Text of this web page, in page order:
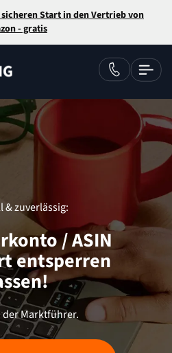
Start in den Vertrieb von
- gratis
& zuverlässig:
/ ASIN
entsperren
der Marktführer.